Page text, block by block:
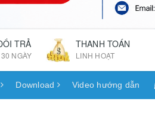
TRẢ
NGÀY
THANH TOÁN
LINH HOẠT
Download Video hướng dẫn